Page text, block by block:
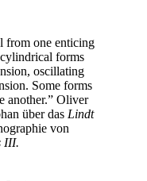
from one enticing
forms
oscillating
Some forms
another.” Oliver
über das Lindt
von
III.